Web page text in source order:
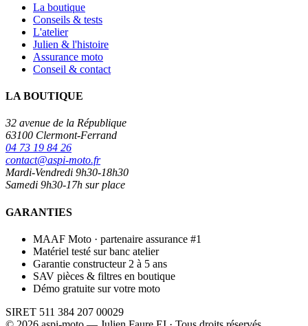
La boutique
Conseils & tests
L'atelier
Julien & l'histoire
Assurance moto
Conseil & contact
LA BOUTIQUE
32 avenue de la République
63100 Clermont-Ferrand
04 73 19 84 26
contact@aspi-moto.fr
Mardi-Vendredi 9h30-18h30
Samedi 9h30-17h sur place
GARANTIES
MAAF Moto · partenaire assurance #1
Matériel testé sur banc atelier
Garantie constructeur 2 à 5 ans
SAV pièces & filtres en boutique
Démo gratuite sur votre moto
SIRET 511 384 207 00029